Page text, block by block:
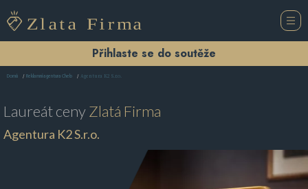
Přihlaste se do soutěže
Domů Reklamní agentura Cheb Agentura K2 S.r.o.
Laureát cenyZlatá Firma
Agentura K2 S.r.o.